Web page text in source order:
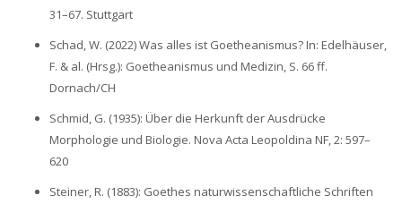
31–67. Stuttgart
Schad, W. (2022) Was alles ist Goetheanismus? In: Edelhäuser,
F. & al. (Hrsg.): Goetheanismus und Medizin, S. 66 ff.
Dornach/CH
Schmid, G. (1935): Über die Herkunft der Ausdrücke
Morphologie und Biologie. Nova Acta Leopoldina NF, 2: 597–
620
Steiner, R. (1883): Goethes naturwissenschaftliche Schriften